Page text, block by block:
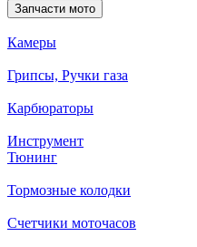
Запчасти мото
Камеры
Грипсы, Ручки газа
Карбюраторы
Инструмент
Тюнинг
Тормозные колодки
Счетчики моточасов